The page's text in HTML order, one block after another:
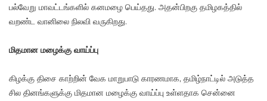
பல்வேறு மாவட்டங்களில் கனமழை பெய்தது. அதன்பிறகு தமிழகத்தில்
வறண்ட வானிலை நிலவி வருகிறது.
மிதமான மழைக்கு வாய்ப்பு
கிழக்கு திசை காற்றின் வேக மாறுபாடு காரணமாக, தமிழ்நாட்டில் அடுத்த
சில தினங்களுக்கு மிதமான மழைக்கு வாய்ப்பு உள்ளதாக சென்னை